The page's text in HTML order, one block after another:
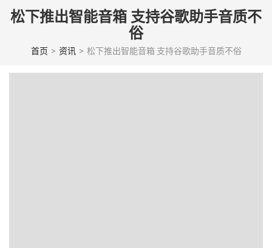
Skip
松下推出智能音箱 支持谷歌助手音质不
俗
首页 > 资讯 > 松下推出智能音箱 支持谷歌助手音质不俗